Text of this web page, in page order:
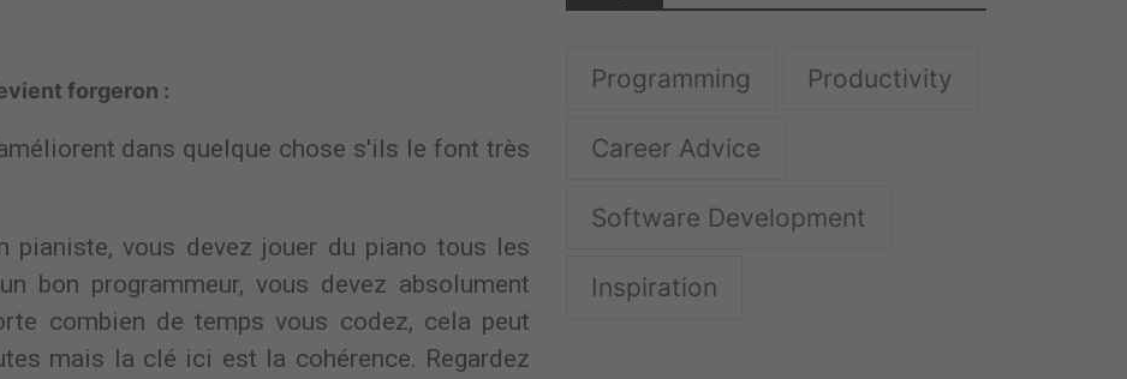
forgeron :
dans quelque chose s'ils le font très
pianiste, vous devez jouer du piano tous les
bon programmeur, vous devez absolument
combien de temps vous codez, cela peut
mais la clé ici est la cohérence. Regardez
Programming Productivity
Career Advice
Software Development
Inspiration
We won't send you spam. Unsubscribe at any time.
YES, GET IT NOW